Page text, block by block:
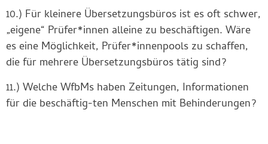
10.) Für kleinere Übersetzungsbüros ist es oft schwer,
„eigene“ Prüfer*innen alleine zu beschäftigen. Wäre
es eine Möglichkeit, Prüfer*innenpools zu schaffen,
die für mehrere Übersetzungsbüros tätig sind?
11.) Welche WfbMs haben Zeitungen, Informationen
für die beschäftig-ten Menschen mit Behinderungen?